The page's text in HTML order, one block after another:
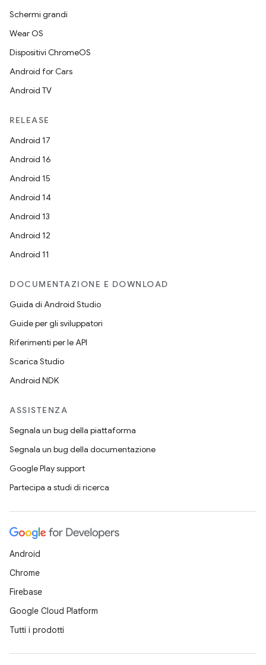
Schermi grandi
Wear OS
Dispositivi ChromeOS
Android for Cars
Android TV
RELEASE
Android 17
Android 16
Android 15
Android 14
Android 13
Android 12
Android 11
DOCUMENTAZIONE E DOWNLOAD
Guida di Android Studio
Guide per gli sviluppatori
Riferimenti per le API
Scarica Studio
Android NDK
ASSISTENZA
Segnala un bug della piattaforma
Segnala un bug della documentazione
Google Play support
Partecipa a studi di ricerca
Android
Chrome
Firebase
Google Cloud Platform
Tutti i prodotti